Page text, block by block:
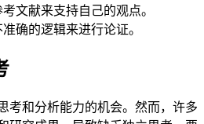
文献来支持自己的观点。
确的逻辑来进行论证。
考和分析能力的机会。然而，许多